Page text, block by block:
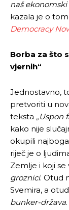
naš
kazala je o
Democracy
Borba za što
vjernih“
Jednostavno,
pretvoriti u
teksta „Uspon
kako nije
okupili
riječ je o
Zemlje i koji
groznici. Otud
Svemira, a
bunker-država.